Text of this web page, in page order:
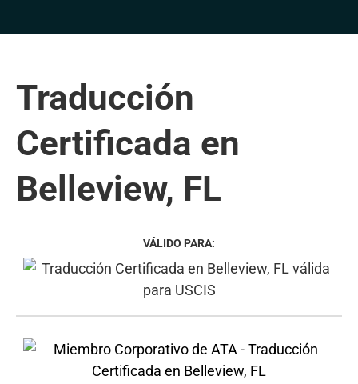
Traducción
Certificada en
Belleview, FL
VÁLIDO PARA: